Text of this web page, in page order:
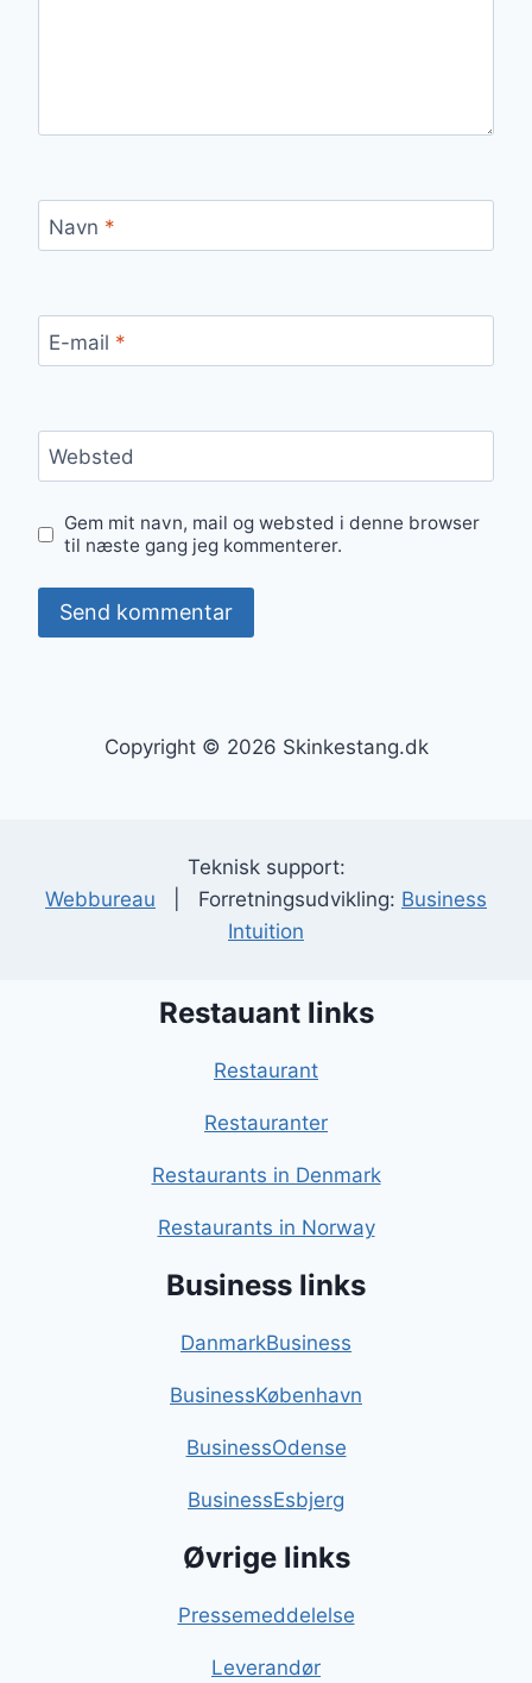
Navn *
E-mail *
Websted
Gem mit navn, mail og websted i denne browser
til næste gang jeg kommenterer.
Copyright © 2026 Skinkestang.dk
Teknisk support:
Webbureau | Forretningsudvikling: Business
Intuition
Restauant links
Restaurant
Restauranter
Restaurants in Denmark
Restaurants in Norway
Business links
DanmarkBusiness
BusinessKøbenhavn
BusinessOdense
BusinessEsbjerg
Øvrige links
Pressemeddelelse
Leverandør